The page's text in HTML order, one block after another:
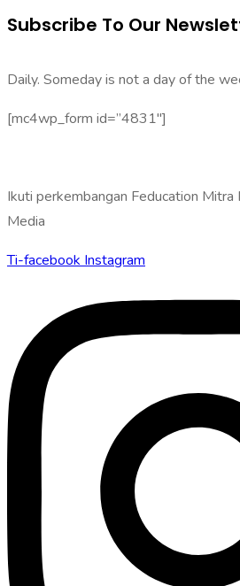
Subscribe To Our
Daily. Someday is not a day of the
[mc4wp_form id=”4831″]
Ikuti perkembangan Feducation
Media
Ti-facebook Instagram